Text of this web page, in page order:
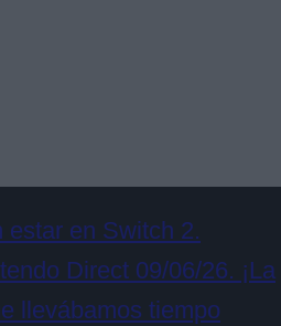
estar en Switch 2.
Direct 09/06/26. ¡La
llevábamos tiempo